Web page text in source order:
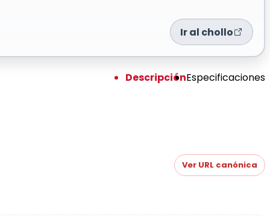
Ir al chollo
DescripciónEspecificaciones
Ver URL canónica